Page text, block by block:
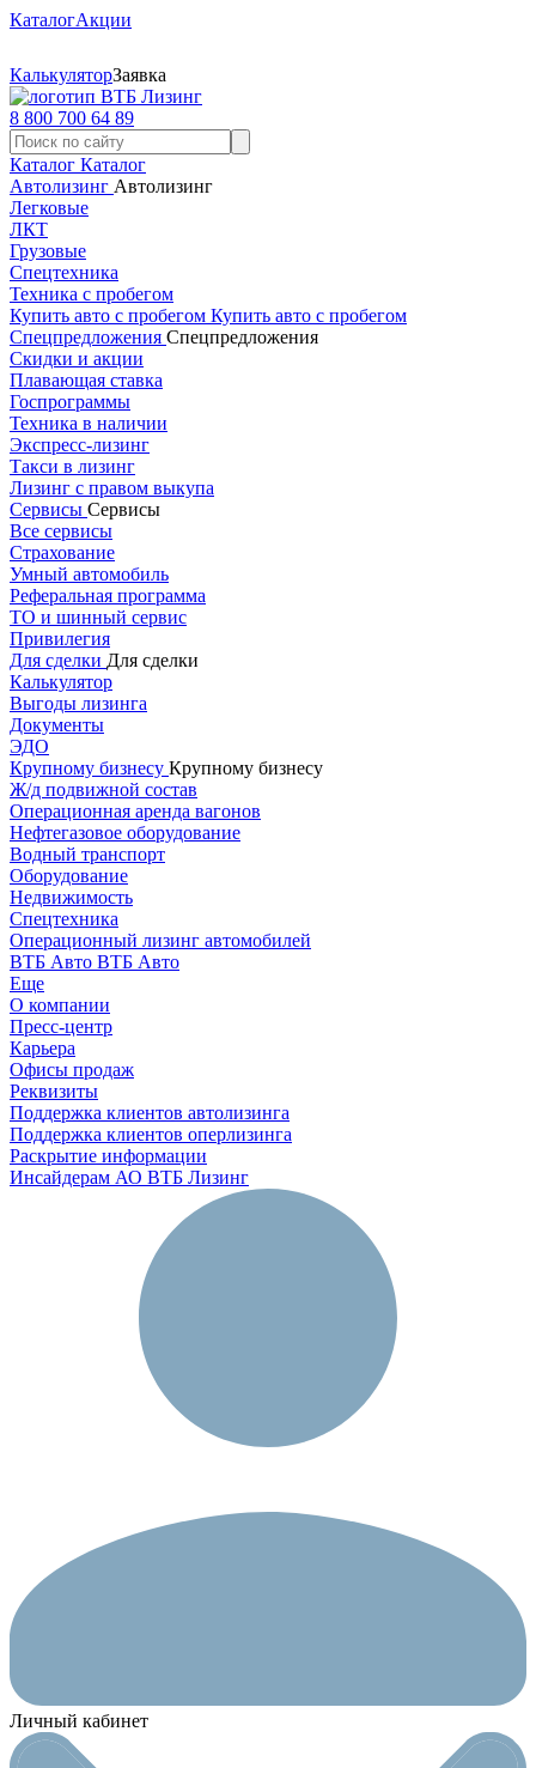
КаталогАкции
КалькуляторЗаявка
8 800 700 64 89
Каталог Каталог
Автолизинг Автолизинг
Легковые
ЛКТ
Грузовые
Спецтехника
Техника с пробегом
Купить авто с пробегом Купить авто с пробегом
Спецпредложения Спецпредложения
Скидки и акции
Плавающая ставка
Госпрограммы
Техника в наличии
Экспресс-лизинг
Такси в лизинг
Лизинг с правом выкупа
Сервисы Сервисы
Все сервисы
Страхование
Умный автомобиль
Реферальная программа
ТО и шинный сервис
Привилегия
Для сделки Для сделки
Калькулятор
Выгоды лизинга
Документы
ЭДО
Крупному бизнесу Крупному бизнесу
Ж/д подвижной состав
Операционная аренда вагонов
Нефтегазовое оборудование
Водный транспорт
Оборудование
Недвижимость
Спецтехника
Операционный лизинг автомобилей
ВТБ Авто ВТБ Авто
Еще
О компании
Пресс-центр
Карьера
Офисы продаж
Реквизиты
Поддержка клиентов автолизинга
Поддержка клиентов оперлизинга
Раскрытие информации
Инсайдерам АО ВТБ Лизинг
Личный кабинет